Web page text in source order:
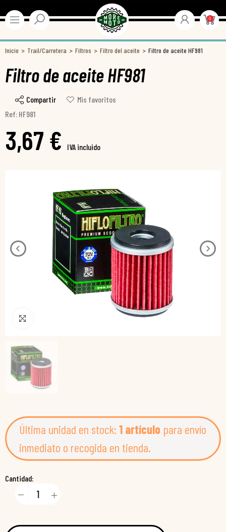
0
Inicio Trail/Carretera Filtros Filtro del aceite Filtro de aceite HF981
Filtro de aceite HF981
Compartir
Mis favoritos
Ref: HF981
3,67 € IVA incluido
Última unidad en stock: 1 artículo para envío
inmediato o recogida en tienda.
Cantidad: